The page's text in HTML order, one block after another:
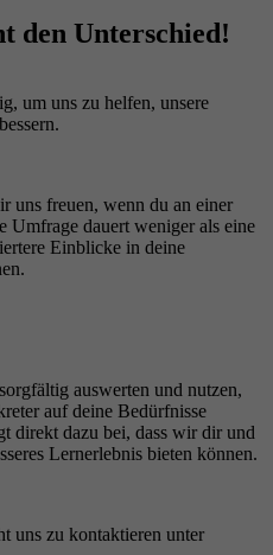
den Unterschied!
um uns zu helfen, unsere
uns freuen, wenn du an einer
Umfrage dauert weniger als eine
Einblicke in deine
auswerten und nutzen,
auf deine Bedürfnisse
direkt dazu bei, dass wir dir und
Lernerlebnis bieten können.
uns zu kontaktieren unter